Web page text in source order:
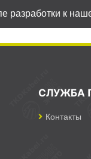
разработки к
СЛУЖБА
Контакты